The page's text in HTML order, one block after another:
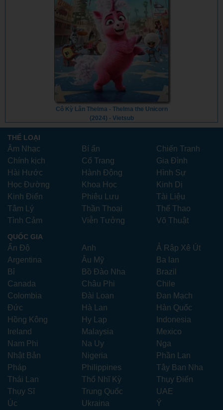
Cô Kỳ Lân Thelma - Thelma the Unicorn
(2024) - Vietsub
THỂ LOẠI
Âm Nhạc Bí ẩn
Chiến Tranh
Chính kịch
Cổ Trang
Gia Đình
Hài Hước
Hành Động
Hình Sự
Học Đường
Khoa Học
Kinh Dị
Kinh Điển
Phiêu Lưu
Tài Liệu
Tâm Lý
Thần Thoại
Thể Thao
Tình Cảm
Viễn Tưởng Võ Thuật
QUỐC GIA
Ấn Độ Anh
Ả Rập Xê Út
Argentina
Âu Mỹ
Ba lan
Bỉ
Bồ Đào Nha
Brazil
Canada
Châu Phi
Chile
Colombia
Đài Loan
Đan Mạch
Đức
Hà Lan
Hàn Quốc
Hồng Kông
Hy Lạp
Indonesia
Ireland
Malaysia
Mexico
Nam Phi
Na Uy
Nga
Nhật Bản
Nigeria
Phần Lan
Pháp
Philippines
Tây Ban Nha
Thái Lan
Thổ Nhĩ Kỳ
Thụy Điển
Thụy Sĩ
Trung Quốc
UAE
Úc
Ukraina Ý